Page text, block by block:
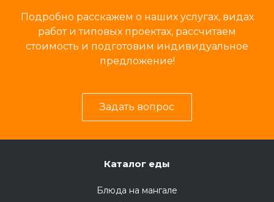
Подробно расскажем о наших услугах, видах
работ и типовых проектах, рассчитаем
стоимость и подготовим индивидуальное
предложение!
Задать вопрос
Каталог еды
Блюда на мангале